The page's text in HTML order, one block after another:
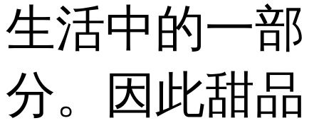
生活中的一部
分。因此甜品